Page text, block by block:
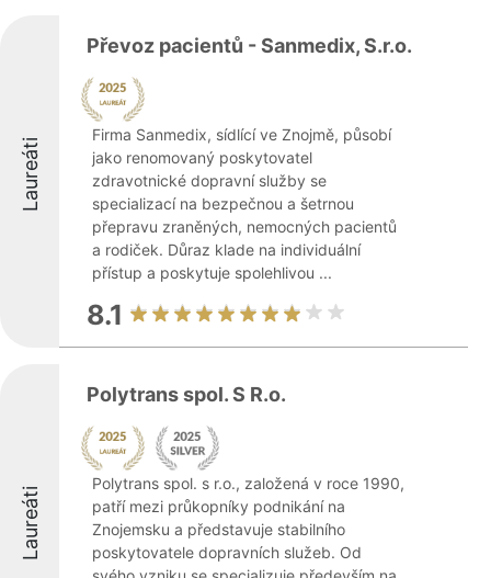
Laureáti
Převoz pacientů - Sanmedix, S.r.o.
Firma Sanmedix, sídlící ve Znojmě, působí
jako renomovaný poskytovatel
zdravotnické dopravní služby se
specializací na bezpečnou a šetrnou
přepravu zraněných, nemocných pacientů
a rodiček. Důraz klade na individuální
přístup a poskytuje spolehlivou ...
8.1
Laureáti
Polytrans spol. S R.o.
Polytrans spol. s r.o., založená v roce 1990,
patří mezi průkopníky podnikání na
Znojemsku a představuje stabilního
poskytovatele dopravních služeb. Od